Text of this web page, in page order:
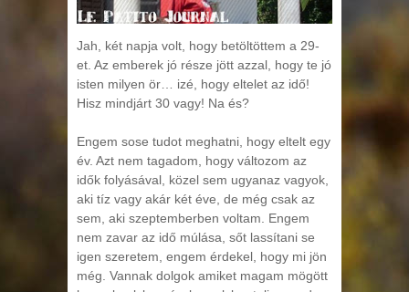
Jah, két napja volt, hogy betöltöttem a 29-
et. Az emberek jó része jött azzal, hogy te jó
isten milyen ör… izé, hogy eltelet az idő!
Hisz mindjárt 30 vagy! Na és?
Engem sose tudot meghatni, hogy eltelt egy
év. Azt nem tagadom, hogy változom az
idők folyásával, közel sem ugyanaz vagyok,
aki tíz vagy akár két éve, de még csak az
sem, aki szeptemberben voltam. Engem
nem zavar az idő múlása, sőt lassítani se
igen szeretem, engem érdekel, hogy mi jön
még. Vannak dolgok amiket magam mögött